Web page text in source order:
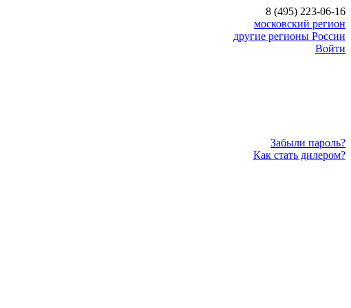
8 (495) 223-06-16
московский регион
другие регионы России
Войти
Забыли пароль?
Как стать дилером?